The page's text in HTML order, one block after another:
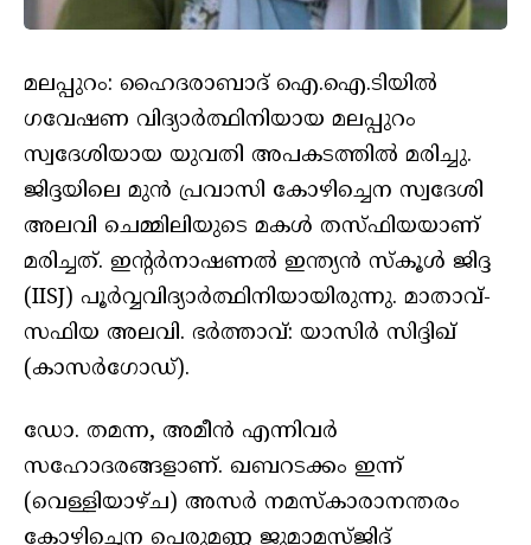
മലപ്പുറം: ഹൈദരാബാദ് ഐ.ഐ.ടിയിൽ
ഗവേഷണ വിദ്യാർത്ഥിനിയായ മലപ്പുറം
സ്വദേശിയായ യുവതി അപകടത്തിൽ മരിച്ചു.
ജിദ്ദയിലെ മുൻ പ്രവാസി കോഴിച്ചെന സ്വദേശി
അലവി ചെമ്മിലിയുടെ മകൾ തസ്ഫിയയാണ്
മരിച്ചത്. ഇന്റർനാഷണൽ ഇന്ത്യൻ സ്കൂൾ ജിദ്ദ
(IISJ) പൂർവ്വവിദ്യാർത്ഥിനിയായിരുന്നു. മാതാവ്-
സഫിയ അലവി. ഭർത്താവ്: യാസിർ സിദ്ദിഖ്
(കാസർഗോഡ്).
ഡോ. തമന്ന, അമീൻ എന്നിവർ
സഹോദരങ്ങളാണ്. ഖബറടക്കം ഇന്ന്
(വെള്ളിയാഴ്ച) അസർ നമസ്കാരാനന്തരം
കോഴിച്ചെന പെരുമണ്ണ ജുമാമസ്ജിദ്